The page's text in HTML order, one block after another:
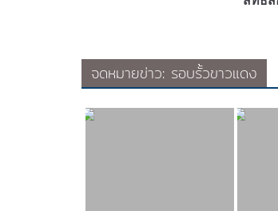
จดหมายข่าว: รอบรั้วขาวแดง